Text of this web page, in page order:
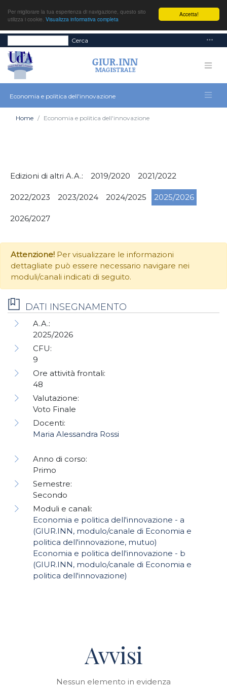
Accetta!
Per migliorare la tua esperienza di navigazione, questo sito
utilizza i cookie. Visualizza informativa completa
Cerca
Economia e politica dell'innovazione
Home Economia e politica dell'innovazione
Edizioni di altri A.A.: 2019/2020 2021/2022
2022/2023 2023/2024 2024/2025 2025/2026
2026/2027
Attenzione! Per visualizzare le informazioni
dettagliate può essere necessario navigare nei
moduli/canali indicati di seguito.
DATI INSEGNAMENTO
A.A.:
2025/2026
CFU:
9
Ore attività frontali:
48
Valutazione:
Voto Finale
Docenti:
Maria Alessandra Rossi
Anno di corso:
Primo
Semestre:
Secondo
Moduli e canali:
Economia e politica dell'innovazione - a
(GIUR.INN, modulo/canale di Economia e
politica dell'innovazione, mutuo)
Economia e politica dell'innovazione - b
(GIUR.INN, modulo/canale di Economia e
politica dell'innovazione)
Avvisi
Nessun elemento in evidenza